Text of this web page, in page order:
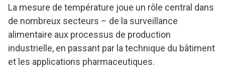
La mesure de température joue un rôle central dans
de nombreux secteurs – de la surveillance
alimentaire aux processus de production
industrielle, en passant par la technique du bâtiment
et les applications pharmaceutiques.